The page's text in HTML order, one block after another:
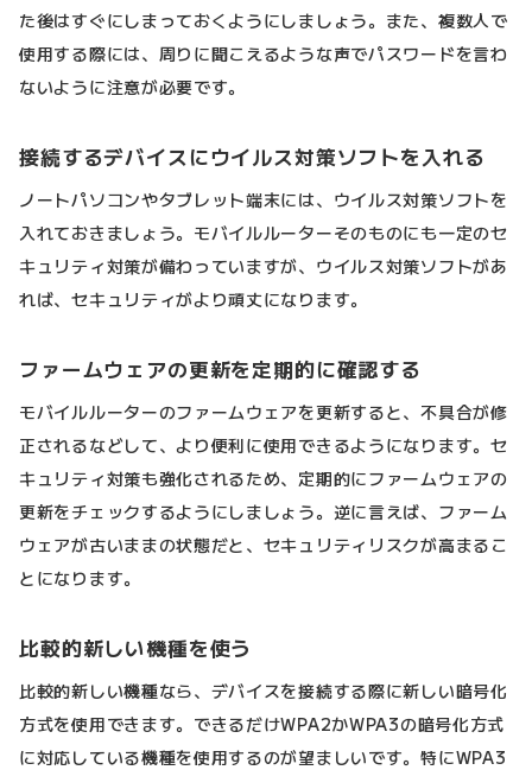
た後はすぐにしまっておくようにしましょう。また、複数人で
使用する際には、周りに聞こえるような声でパスワードを言わ
ないように注意が必要です。
接続するデバイスにウイルス対策ソフトを入れる
ノートパソコンやタブレット端末には、ウイルス対策ソフトを
入れておきましょう。モバイルルーターそのものにも一定のセ
キュリティ対策が備わっていますが、ウイルス対策ソフトがあ
れば、セキュリティがより頑丈になります。
ファームウェアの更新を定期的に確認する
モバイルルーターのファームウェアを更新すると、不具合が修
正されるなどして、より便利に使用できるようになります。セ
キュリティ対策も強化されるため、定期的にファームウェアの
更新をチェックするようにしましょう。逆に言えば、ファーム
ウェアが古いままの状態だと、セキュリティリスクが高まるこ
とになります。
比較的新しい機種を使う
比較的新しい機種なら、デバイスを接続する際に新しい暗号化
方式を使用できます。できるだけWPA2かWPA3の暗号化方式
に対応している機種を使用するのが望ましいです。特にWPA3